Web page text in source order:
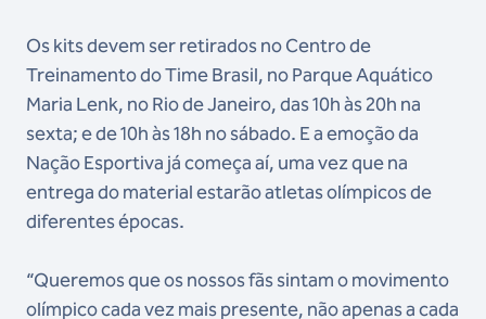
Os kits devem ser retirados no Centro de
Treinamento do Time Brasil, no Parque Aquático
Maria Lenk, no Rio de Janeiro, das 10h às 20h na
sexta; e de 10h às 18h no sábado. E a emoção da
Nação Esportiva já começa aí, uma vez que na
entrega do material estarão atletas olímpicos de
diferentes épocas.
“Queremos que os nossos fãs sintam o movimento
olímpico cada vez mais presente, não apenas a cada